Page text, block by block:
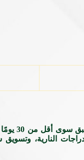
بدأ العد التنازلي لانطلاق
النارية،